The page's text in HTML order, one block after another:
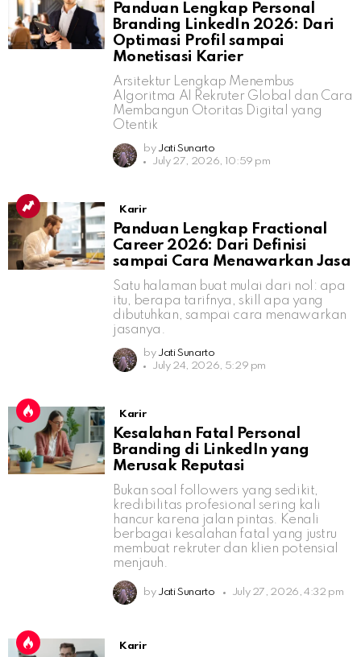
Panduan Lengkap Personal
Branding LinkedIn 2026: Dari
Optimasi Profil sampai
Monetisasi Karier
Arsitektur Lengkap Menembus
Algoritma AI Rekruter Global dan Cara
Membangun Otoritas Digital yang
Otentik
by Jati Sunarto
July 27, 2026, 10:59 pm
Karir
Panduan Lengkap Fractional
Career 2026: Dari Definisi
sampai Cara Menawarkan Jasa
Satu halaman buat mulai dari nol: apa
itu, berapa tarifnya, skill apa yang
dibutuhkan, sampai cara menawarkan
jasanya.
by Jati Sunarto
July 24, 2026, 5:29 pm
Karir
Kesalahan Fatal Personal
Branding di LinkedIn yang
Merusak Reputasi
Bukan soal followers yang sedikit,
kredibilitas profesional sering kali
hancur karena jalan pintas. Kenali
berbagai kesalahan fatal yang justru
membuat rekruter dan klien potensial
menjauh.
by Jati Sunarto July 27, 2026, 4:32 pm
Karir